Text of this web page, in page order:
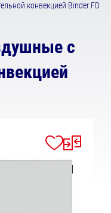
конвекцией Binder FD
с